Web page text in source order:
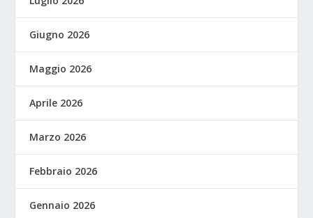
Giugno 2026
Maggio 2026
Aprile 2026
Marzo 2026
Febbraio 2026
Gennaio 2026